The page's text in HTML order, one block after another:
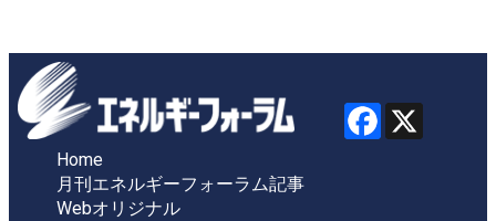
Home
月刊エネルギーフォーラム記事
Webオリジナル